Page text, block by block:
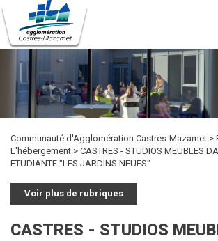
contenu
principal
Menu
nav
LOISIRS
DÉCHETS
ÉTUDIER
MARCHÉS
PUBLICS
PUBLICITÉ
DES
ACTES
OFFRES
D'EMPLOI
KIOSQUE
Communauté d'Agglomération Castres-Mazamet
L'hébergement
CASTRES - STUDIOS MEUBLES
ETUDIANTE "LES JARDINS NEUFS"
Voir plus de rubriques
CASTRES - STUDIOS